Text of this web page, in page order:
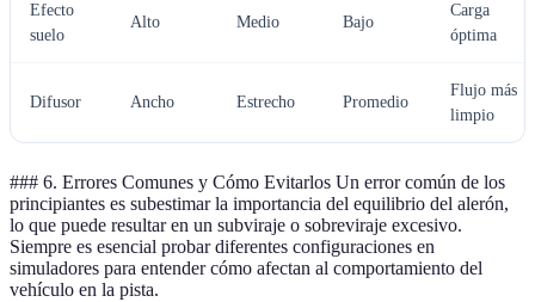
Efecto
suelo
Alto Medio Bajo
Carga
óptima
Difusor Ancho Estrecho Promedio
Flujo más
limpio
### 6. Errores Comunes y Cómo Evitarlos Un error común de los
principiantes es subestimar la importancia del equilibrio del alerón,
lo que puede resultar en un subviraje o sobreviraje excesivo.
Siempre es esencial probar diferentes configuraciones en
simuladores para entender cómo afectan al comportamiento del
vehículo en la pista.